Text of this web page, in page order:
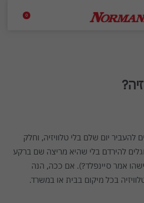
0
להעביר יום שלם בלי טלוויזיה, וחלק
להירדם בלי שהיא מריצה שם ברקע
אמר סיינפלד?). אם ככה, הנה
בכל מיקום בבית או במשרד.